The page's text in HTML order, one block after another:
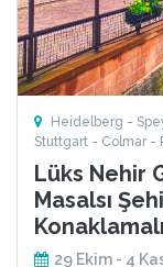
Heidelberg -
Stuttgart - Colmar -
Lüks Nehir
Masalsı
29 Ekim - 4